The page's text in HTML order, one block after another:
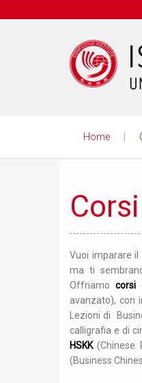
Home
Corsi
Vuoi imparare
ma ti
Offriamocorsi
avanzato), con
Lezioni di
calligrafia e di
HSKK(Chinese
(Business
informa che i nostri uffici
agosto per le vacanze
comunque operativi
regolarmente a